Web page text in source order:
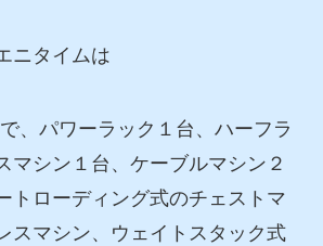
ニタイムは
、パワーラック１台、ハーフラ
マシン１台、ケーブルマシン２
トローディング式のチェストマ
スマシン、ウェイトスタック式